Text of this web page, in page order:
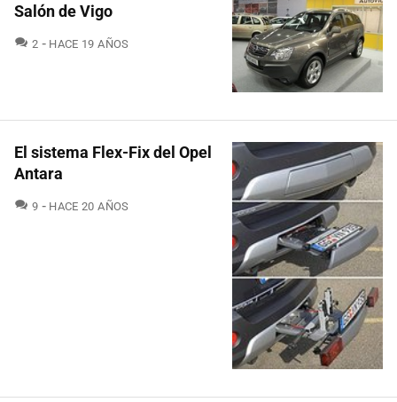
Salón de Vigo
2 COMENTARIOS
HACE 19 AÑOS
El sistema Flex-Fix del Opel
Antara
9 COMENTARIOS
HACE 20 AÑOS